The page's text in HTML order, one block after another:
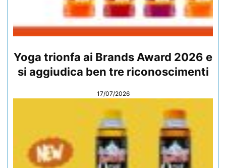
Yoga trionfa ai Brands Award 2026 e
si aggiudica ben tre riconoscimenti
17/07/2026